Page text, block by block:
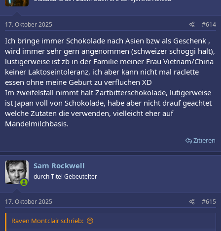
17. Oktober 2025 #614
Ich bringe immer Schokolade nach Asien bzw als Geschenk ,
wird immer sehr gern angenommen (schweizer schoggi halt),
lustigerweise ist zb in der Familie meiner Frau Vietnam/China
keiner Laktoseintoleranz, ich aber kann nicht mal raclette
essen ohne meine Geburt zu verfluchen XD
Im zweifelsfall nimmt halt Zartbitterschokolade, lutigerweise
ist Japan voll von Schokolade, habe aber nicht drauf geachtet
welche Zutaten die verwenden, vielleicht eher auf
Mandelmilchbasis.
Zitieren
Sam Rockwell
durch Titel Gebeutelter
17. Oktober 2025 #615
Raven Montclair schrieb: